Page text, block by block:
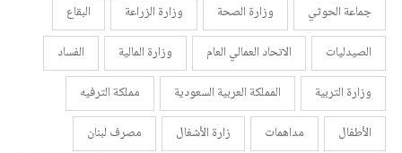
جماعة الحوثي
وزارة الصحة وزارة الزراعة
البقاع
الصيدليات
الاتحاد العمالي العام وزارة المالية
الفساد
وزارة التربية
المملكة العربية السعودية
مملكة الترفيه
الأطفال
مداهمات زارة الأشغال
مصرف لبنان